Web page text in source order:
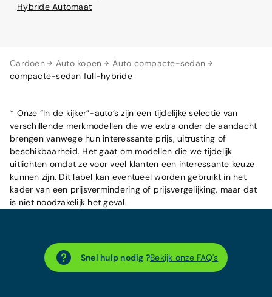
Cardoen Auto kopen
Auto compacte-sedan
compacte-sedan full-hybride
Hybride Automaat
* Onze “In de kijker”-auto’s zijn een tijdelijke selectie van
verschillende merkmodellen die we extra onder de aandacht
brengen vanwege hun interessante prijs, uitrusting of
beschikbaarheid. Het gaat om modellen die we tijdelijk
uitlichten omdat ze voor veel klanten een interessante keuze
kunnen zijn. Dit label kan eventueel worden gebruikt in het
kader van een prijsvermindering of prijsvergelijking, maar dat
is niet noodzakelijk het geval.
Snel hulp nodig ?Bekijk onze FAQ's